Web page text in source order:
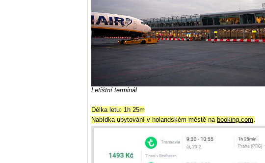
Letištní terminál
Délka letu: 1h 25m
Nabídka ubytování v holandském městě na booking.com.